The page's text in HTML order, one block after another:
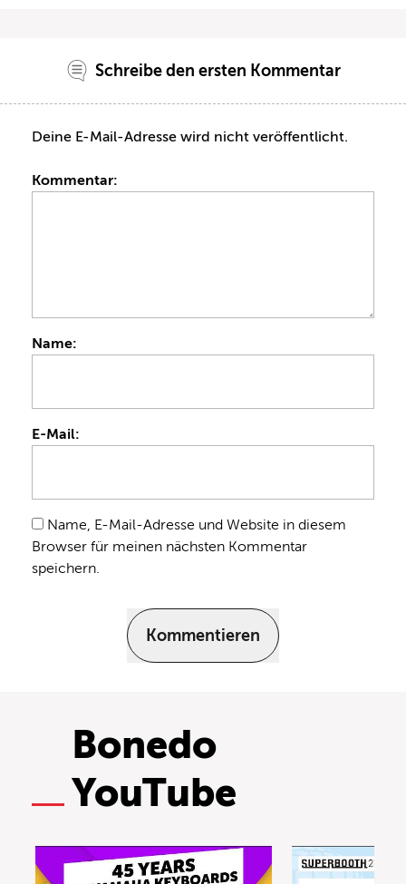
Schreibe den ersten Kommentar
Deine E-Mail-Adresse wird nicht veröffentlicht.
Kommentar:
Name:
E-Mail:
Name, E-Mail-Adresse und Website in diesem
Browser für meinen nächsten Kommentar
speichern.
Kommentieren
Bonedo
YouTube